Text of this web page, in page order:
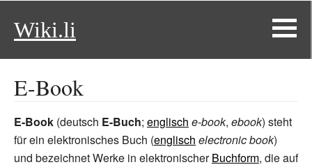
Wiki.li
E-Book
E-Book (deutsch E-Buch; englisch e-book, ebook) steht
für ein elektronisches Buch (englisch electronic book)
und bezeichnet Werke in elektronischerBuchform, die auf